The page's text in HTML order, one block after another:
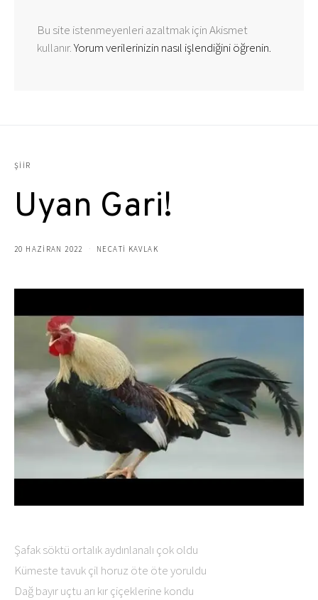
Bu site istenmeyenleri azaltmak için Akismet
kullanır.Yorum verilerinizin nasıl işlendiğini öğrenin.
ŞIIR
Uyan Gari!
20 HAZIRAN 2022 NECATİ KAVLAK
Şafak söktü ortalık aydınlanalı çok oldu
Kümeste tavuk çil horuz öte öte yoruldu
Dağ bayır uçtu arı kır çiçeklerine kondu